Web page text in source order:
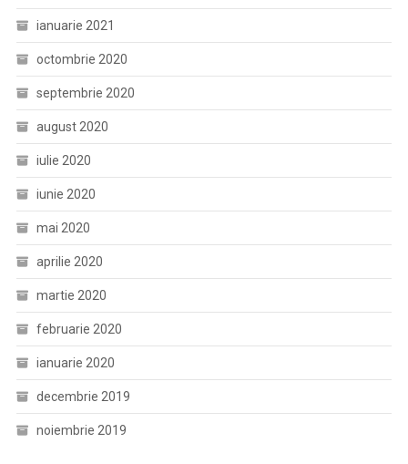
ianuarie 2021
octombrie 2020
septembrie 2020
august 2020
iulie 2020
iunie 2020
mai 2020
aprilie 2020
martie 2020
februarie 2020
ianuarie 2020
decembrie 2019
noiembrie 2019